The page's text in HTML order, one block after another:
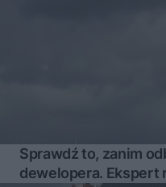
Sprawdź to, zanim
dewelopera. Ekspert